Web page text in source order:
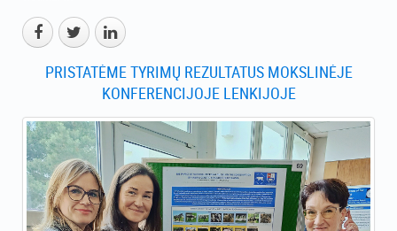
PRISTATĖME TYRIMŲ REZULTATUS MOKSLINĖJE
KONFERENCIJOJE LENKIJOJE